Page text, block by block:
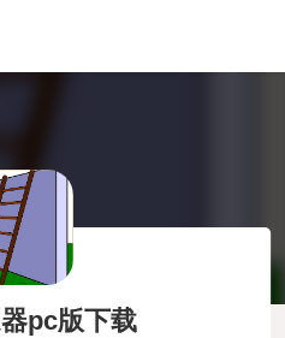
pc版下载